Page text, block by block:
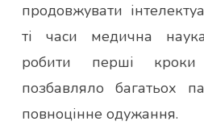
продовжувати
ті часи медична
робити перші
позбавляло багатьох
повноцінне одужання.